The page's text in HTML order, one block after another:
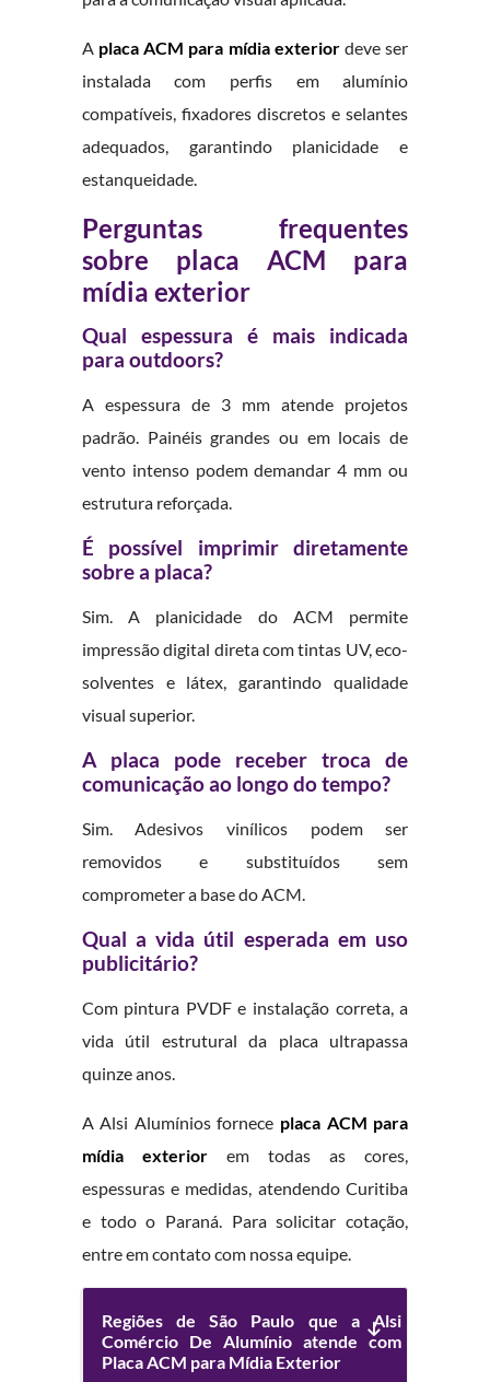
A placa ACM para mídia exteriordeve ser
instalada com perfis em alumínio
compatíveis, fixadores discretos e selantes
adequados, garantindo planicidade e
estanqueidade.
Perguntas frequentes
sobre placa ACM para
mídia exterior
Qual espessura é mais indicada
para outdoors?
A espessura de 3 mm atende projetos
padrão. Painéis grandes ou em locais de
vento intenso podem demandar 4 mm ou
estrutura reforçada.
É possível imprimir diretamente
sobre a placa?
Sim. A planicidade do ACM permite
impressão digital direta com tintas UV, eco-
solventes e látex, garantindo qualidade
visual superior.
A placa pode receber troca de
comunicação ao longo do tempo?
Sim. Adesivos vinílicos podem ser
removidos e substituídos sem
comprometer a base do ACM.
Qual a vida útil esperada em uso
publicitário?
Com pintura PVDF e instalação correta, a
vida útil estrutural da placa ultrapassa
quinze anos.
A Alsi Alumínios fornece placa ACM para
mídia exteriorem todas as cores,
espessuras e medidas, atendendo Curitiba
e todo o Paraná. Para solicitar cotação,
entre em contato com nossa equipe.
Regiões de São Paulo que a Alsi
Comércio De Alumínio atende com
Placa ACM para Mídia Exterior